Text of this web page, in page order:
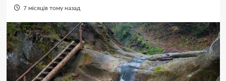
7 місяців тому назад